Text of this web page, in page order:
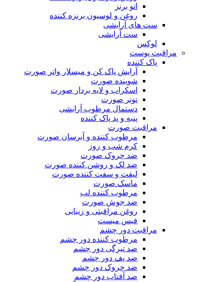
اتو برنز
روغن و لوسیون برنزه کننده
ست های آرایشی
ست آرایشی
لوکس
مراقبت پوست
پاک کننده
آرایش پاک کن و میسلار واتر صورت
شوینده صورت
اسکراب و لایه بردار صورت
تونر صورت
دستمال مرطوب آرایشی
پنبه و پد پاک کننده
مراقبت صورت
مرطوب کننده و آبرسان صورت
کرم شب و روز
ضد چروک صورت
ضد لک و روشن کننده صورت
لیفت و سفت کننده صورت
ماسک صورت
مرطوب کننده لب
ضد جوش صورت
روغن مراقبتی و زیبایی
فیس میست
مراقبت دور چشم
مرطوب کننده دور چشم
ضد تیرگی دور چشم
ضد پف دور چشم
ضد چروک دور چشم
ضد آفتاب دور چشم